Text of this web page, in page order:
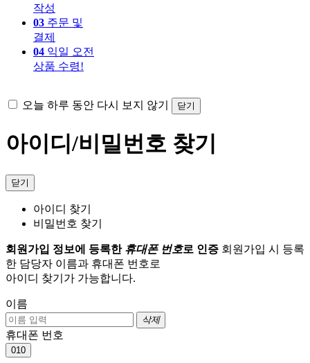
작성
03 주문 및
결제
04 익일 오전
상품 수령!
오늘 하루 동안 다시 보지 않기 닫기
아이디/비밀번호 찾기
닫기
아이디 찾기
비밀번호 찾기
회원가입 정보에 등록한 휴대폰 번호로 인증 회원가입 시 등록
한 담당자 이름과 휴대폰 번호로
아이디 찾기가 가능합니다.
이름
삭제
휴대폰 번호
010